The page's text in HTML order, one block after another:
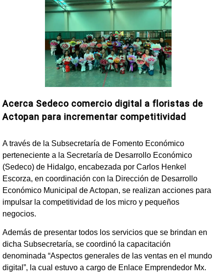
Acerca Sedeco comercio digital a floristas de
Actopan para incrementar competitividad
A través de la Subsecretaría de Fomento Económico
perteneciente a la Secretaría de Desarrollo Económico
(Sedeco) de Hidalgo, encabezada por Carlos Henkel
Escorza, en coordinación con la Dirección de Desarrollo
Económico Municipal de Actopan, se realizan acciones para
impulsar la competitividad de los micro y pequeños
negocios.
Además de presentar todos los servicios que se brindan en
dicha Subsecretaría, se coordinó la capacitación
denominada “Aspectos generales de las ventas en el mundo
digital”, la cual estuvo a cargo de Enlace Emprendedor Mx.